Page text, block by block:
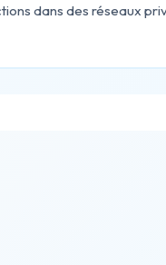
dans des réseaux